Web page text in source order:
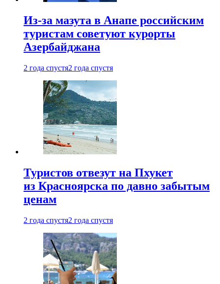
Из-за мазута в Анапе российским
туристам советуют курорты
Азербайджана
2 года спустя2 года спустя
Туристов отвезут на Пхукет
из Красноярска по давно забытым
ценам
2 года спустя2 года спустя